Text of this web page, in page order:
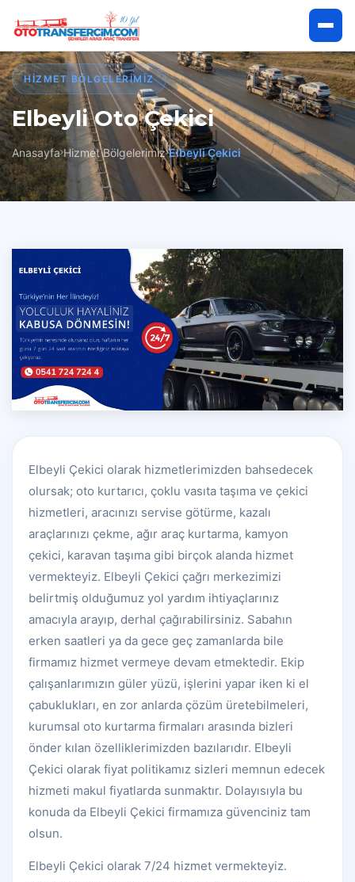
Anasayfa
Hakkımızda
Hizmetlerimiz
Çekici Talep Et
HIZMET BÖLGELERIMIZ
Elbeyli Oto Çekici
Anasayfa Hizmet Bölgelerimiz Elbeyli Çekici
Elbeyli Çekici olarak hizmetlerimizden bahsedecek
olursak; oto kurtarıcı, çoklu vasıta taşıma ve çekici
hizmetleri, aracınızı servise götürme, kazalı
araçlarınızı çekme, ağır araç kurtarma, kamyon
çekici, karavan taşıma gibi birçok alanda hizmet
vermekteyiz. Elbeyli Çekici çağrı merkezimizi
belirtmiş olduğumuz yol yardım ihtiyaçlarınız
amacıyla arayıp, derhal çağırabilirsiniz. Sabahın
erken saatleri ya da gece geç zamanlarda bile
firmamız hizmet vermeye devam etmektedir. Ekip
çalışanlarımızın güler yüzü, işlerini yapar iken ki el
çabuklukları, en zor anlarda çözüm üretebilmeleri,
kurumsal oto kurtarma firmaları arasında bizleri
önder kılan özelliklerimizden bazılarıdır. Elbeyli
Çekici olarak fiyat politikamız sizleri memnun edecek
hizmeti makul fiyatlarda sunmaktır. Dolayısıyla bu
konuda da Elbeyli Çekici firmamıza güvenciniz tam
olsun.
Elbeyli Çekici olarak 7/24 hizmet vermekteyiz.